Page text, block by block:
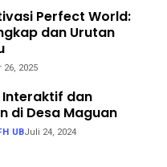
Perfect World:
dan Urutan
2025
dan
di Desa Maguan
UBJuli 24, 2024